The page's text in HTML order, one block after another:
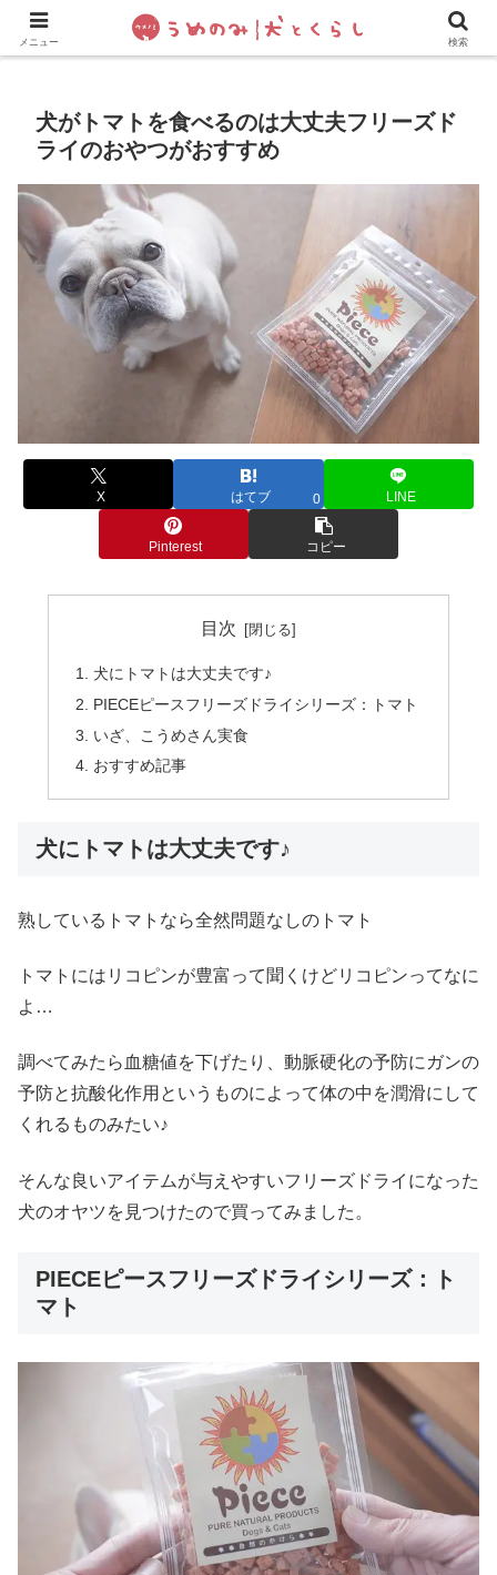
犬の手作りご飯 フレブル飼い方・しつけ ペットグッズ&
犬がトマトを食べるのは大丈夫フリーズド
ライのおやつがおすすめ
X はてブ 0 LINE
Pinterest コピー
目次
犬にトマトは大丈夫です♪
PIECEピースフリーズドライシリーズ：トマト
いざ、こうめさん実食
おすすめ記事
犬にトマトは大丈夫です♪
熟しているトマトなら全然問題なしのトマト
トマトにはリコピンが豊富って聞くけどリコピンってなに
よ…
調べてみたら血糖値を下げたり、動脈硬化の予防にガンの
予防と抗酸化作用というものによって体の中を潤滑にして
くれるものみたい♪
そんな良いアイテムが与えやすいフリーズドライになった
犬のオヤツを見つけたので買ってみました。
PIECEピースフリーズドライシリーズ：ト
マト
メニュー 検索